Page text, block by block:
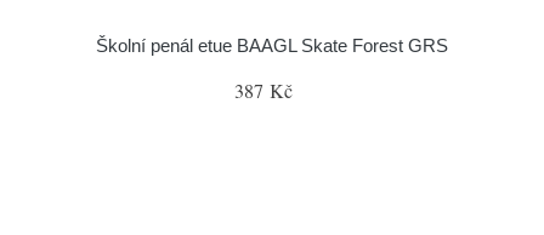
Školní penál etue BAAGL Skate Forest GRS
387 Kč